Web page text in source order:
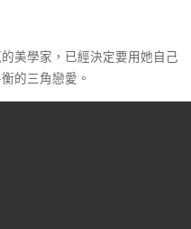
美學家，已經決定要用她自己
的三角戀愛。